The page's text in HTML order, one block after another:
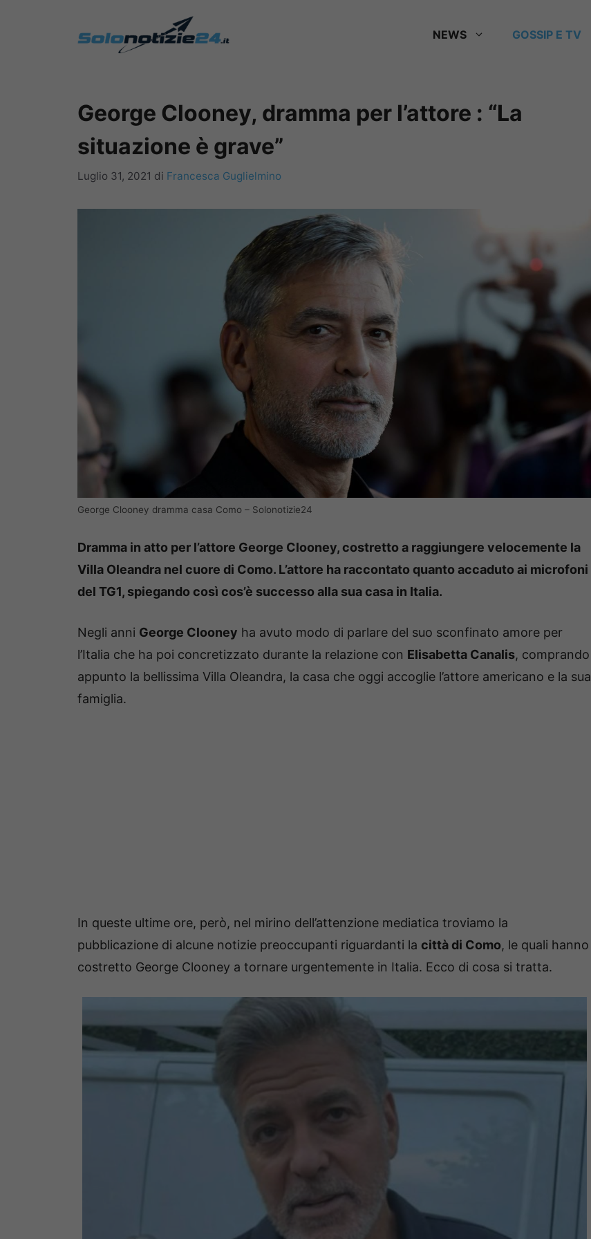
NEWS GOSSIP E TV
George Clooney, dramma per l’attore : “La
situazione è grave”
Luglio 31, 2021 di Francesca Guglielmino
George Clooney dramma casa Como – Solonotizie24
Dramma in atto per l’attore George Clooney, costretto a raggiungere velocemente la
Villa Oleandra nel cuore di Como. L’attore ha raccontato quanto accaduto ai microfoni
del TG1, spiegando così cos’è successo alla sua casa in Italia.
Negli anni George Clooney ha avuto modo di parlare del suo sconfinato amore per
l’Italia che ha poi concretizzato durante la relazione con Elisabetta Canalis, comprando
appunto la bellissima Villa Oleandra, la casa che oggi accoglie l’attore americano e la sua
famiglia.
In queste ultime ore, però, nel mirino dell’attenzione mediatica troviamo la
pubblicazione di alcune notizie preoccupanti riguardanti la città di Como, le quali hanno
costretto George Clooney a tornare urgentemente in Italia. Ecco di cosa si tratta.